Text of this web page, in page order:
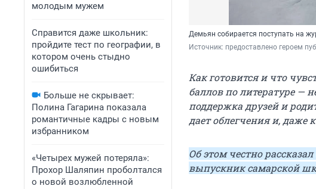
молодым мужем
Справится даже школьник:
пройдите тест по географии, в
котором очень стыдно
ошибиться
Больше не скрывает:
Полина Гагарина показала
романтичные кадры с новым
избранником
«Четырех мужей потеряла»:
Прохор Шаляпин проболтался
о новой возлюбленной
Демьян собирается поступать на
Источник: предоставлено героем
Как готовится и что
баллов по литературе —
поддержка друзей и
дает облегчения и, даже
Об этом честно рассказал
выпускник самарской